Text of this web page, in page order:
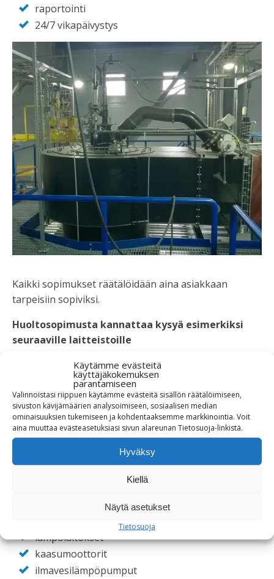
Käytämme evästeitä
käyttäjäkokemuksen
parantamiseen
Valinnoistasi riippuen käytämme evästeitä sisällön räätälöimiseen,
sivuston kävijämäärien analysoimiseen, sosiaalisen median
ominaisuuksien tukemiseen ja kohdentaaksemme markkinointia. Voit
aina muuttaa evästeasetuksiasi sivun alareunan Tietosuoja-linkistä.
Hyväksy
Kiellä
Näytä asetukset
Tietosuoja
raportointi
24/7 vikapäivystys
Kaikki sopimukset räätälöidään aina asiakkaan
tarpeisiin sopiviksi.
Huoltosopimusta kannattaa kysyä esimerkiksi
seuraaville laitteistoille
öljypolttimet ja
öljypoltinhuolto
raskasöljy)
kaasupolttimet (neste-, bio- ja maakaasu)
automaatiojärjestelmät
sähkölaitteistot
kaukolämpöjärjestelmät
aurinkolämpöjärjestelmät
ja höyrylaitteistot
lämpölaitokset
kaasumoottorit
ilmavesilämpöpumput